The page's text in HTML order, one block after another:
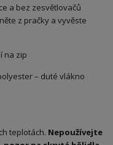
a bez zesvětlovačů
z pračky a vyvěste
na zip
– duté vlákno
teplotách. Nepoužívejte